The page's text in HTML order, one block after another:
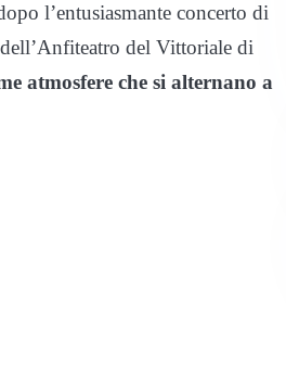
l’entusiasmante concerto di
del Vittoriale di
atmosfere che si alternano a